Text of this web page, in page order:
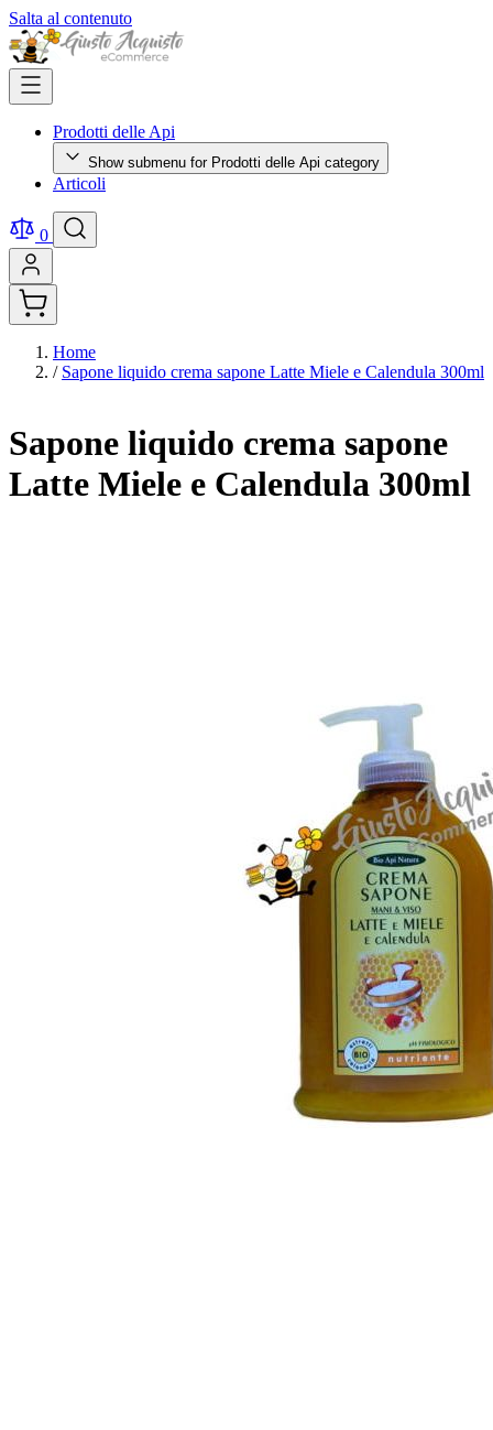
Salta al contenuto
Prodotti delle Api
Show submenu for Prodotti delle Api category
Articoli
0
Home
/ Sapone liquido crema sapone Latte Miele e Calendula 300ml
Sapone liquido crema sapone
Latte Miele e Calendula 300ml